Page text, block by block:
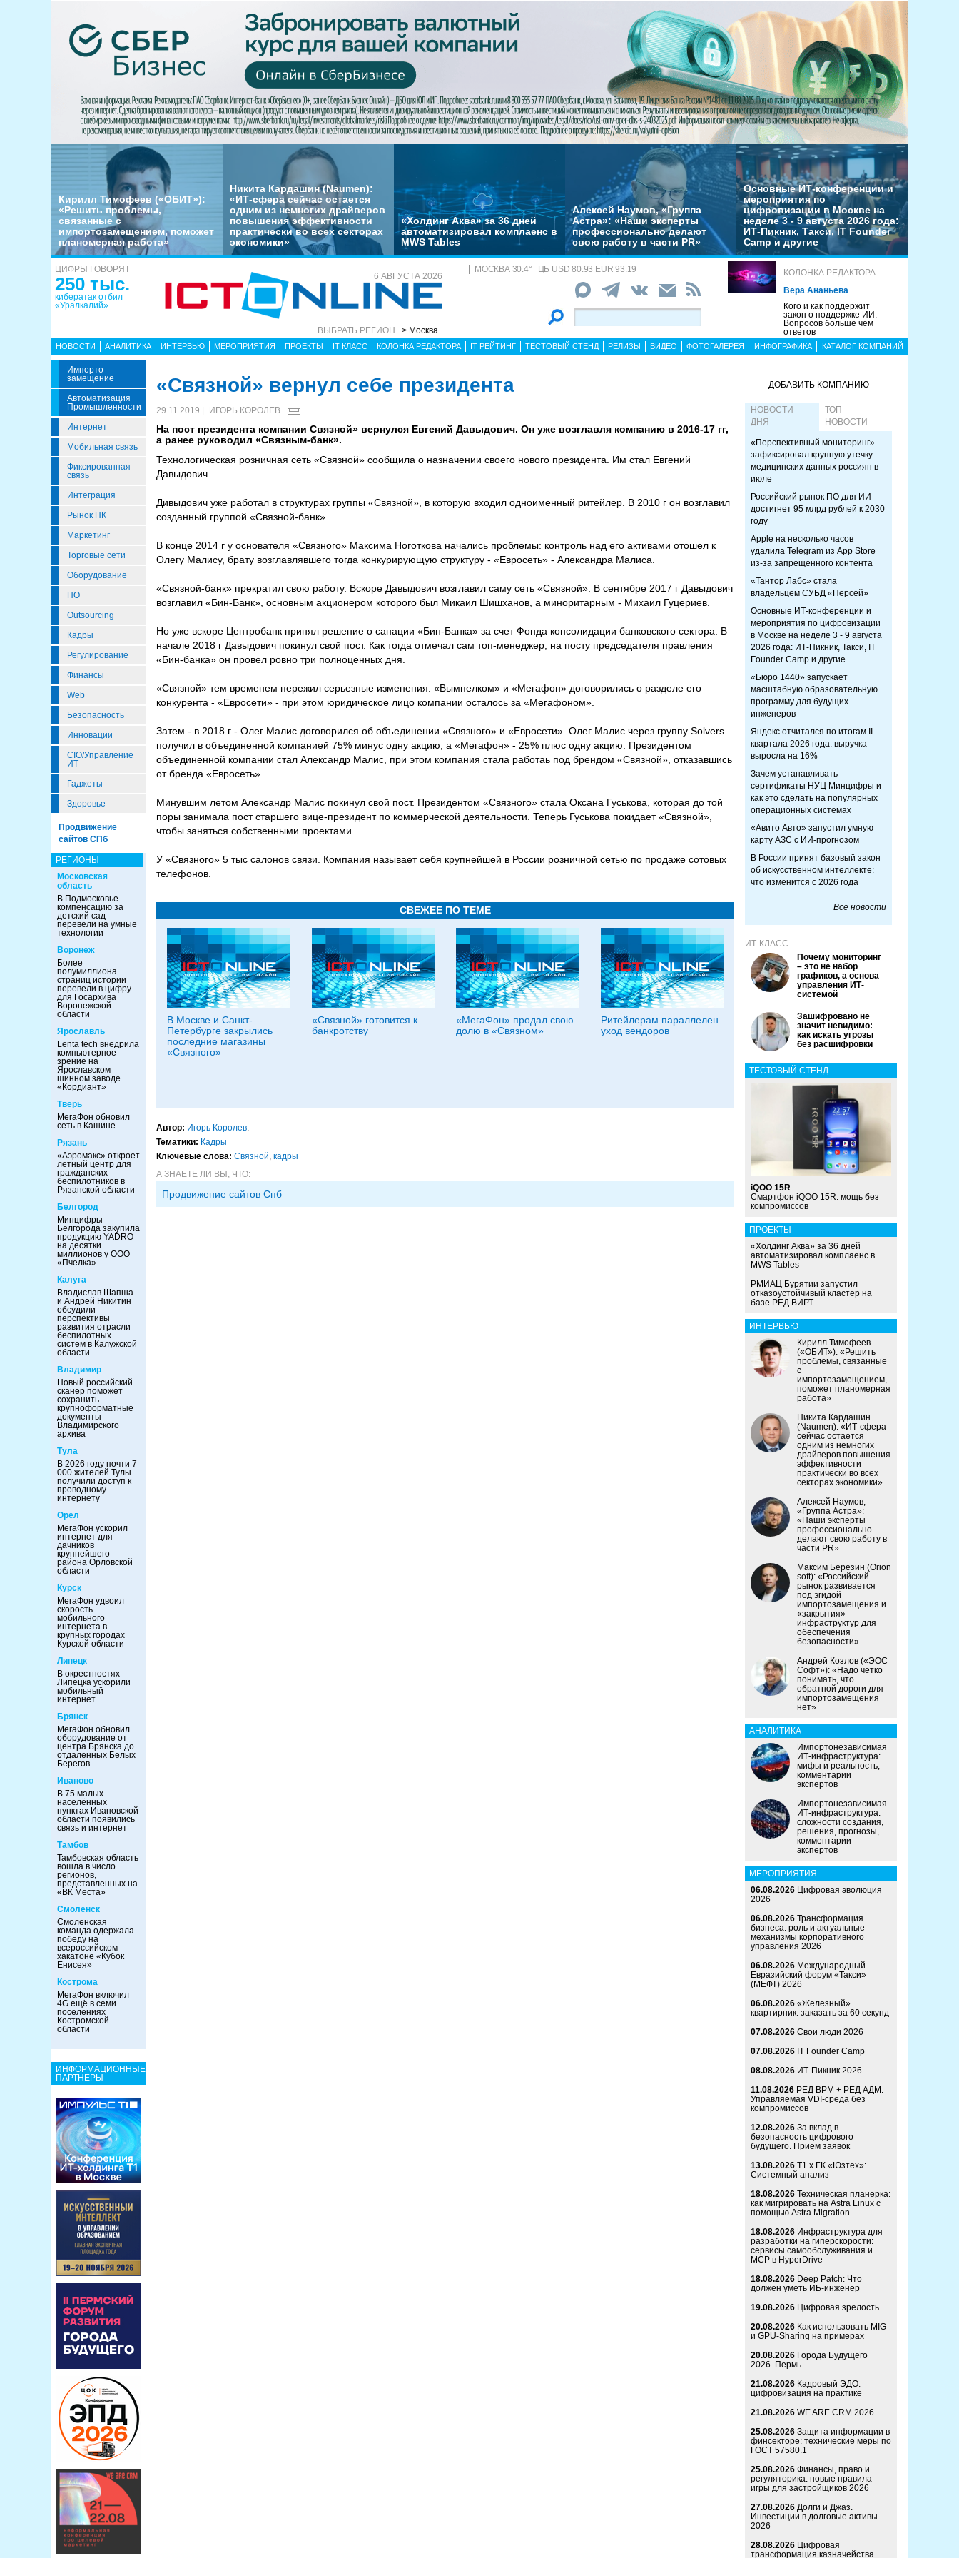
Кирилл Тимофеев («ОБИТ»):
«Решить проблемы,
связанные с
импортозамещением, поможет
планомерная работа»
Никита Кардашин (Naumen):
«ИТ-сфера сейчас остается
одним из немногих драйверов
повышения эффективности
практически во всех секторах
экономики»
«Холдинг Аква» за 36 дней
автоматизировал комплаенс в
MWS Tables
Алексей Наумов, «Группа
Астра»: «Наши эксперты
профессионально делают
свою работу в части PR»
Основные ИТ-конференции и
мероприятия по
цифровизации в Москве на
неделе 3 - 9 августа 2026 года:
ИТ-Пикник, Такси, IT Founder
Camp и другие
ЦИФРЫ ГОВОРЯТ
250 тыс.
кибератак отбил
«Уралкалий»
6 АВГУСТА 2026
ВЫБРАТЬ РЕГИОН > Москва
МОСКВА 30.4° ЦБ USD 80.93 EUR 93.19
КОЛОНКА РЕДАКТОРА
Вера Ананьева
Кого и как поддержит
закон о поддержке ИИ.
Вопросов больше чем
ответов
НОВОСТИ АНАЛИТИКА ИНТЕРВЬЮ МЕРОПРИЯТИЯ ПРОЕКТЫ IT КЛАСС КОЛОНКА РЕДАКТОРА IT РЕЙТИНГ ТЕСТОВЫЙ СТЕНД РЕЛИЗЫ ВИДЕО ФОТОГАЛЕРЕЯ ИНФОГРАФИКА КАТАЛОГ КОМПАНИЙ
Импорто­
Замещение
Автоматизация
Промышленности
Интернет
Мобильная связь
Фиксированная
связь
Интеграция
Рынок ПК
Маркетинг
Торговые сети
Оборудование
ПО
Outsourcing
Кадры
Регулирование
Финансы
Web
Безопасность
Инновации
CIO/Управление
ИТ
Гаджеты
Здоровье
Продвижение
сайтов СПб
РЕГИОНЫ
Московская
область
В Подмосковье
компенсацию за
детский сад
перевели на умные
технологии
Воронеж
Более
полумиллиона
страниц истории
перевели в цифру
для Госархива
Воронежской
области
Ярославль
Lenta tech внедрила
компьютерное
зрение на
Ярославском
шинном заводе
«Кордиант»
Тверь
МегаФон обновил
сеть в Кашине
Рязань
«Аэромакс» откроет
летный центр для
гражданских
беспилотников в
Рязанской области
Белгород
Минцифры
Белгорода закупила
продукцию YADRO
на десятки
миллионов у ООО
«Пчелка»
Калуга
Владислав Шапша
и Андрей Никитин
обсудили
перспективы
развития отрасли
беспилотных
систем в Калужской
области
Владимир
Новый российский
сканер поможет
сохранить
крупноформатные
документы
Владимирского
архива
Тула
В 2026 году почти 7
000 жителей Тулы
получили доступ к
проводному
интернету
Орел
МегаФон ускорил
интернет для
дачников
крупнейшего
района Орловской
области
Курск
МегаФон удвоил
скорость
мобильного
интернета в
крупных городах
Курской области
Липецк
В окрестностях
Липецка ускорили
мобильный
интернет
Брянск
МегаФон обновил
оборудование от
центра Брянска до
отдаленных Белых
Берегов
Иваново
В 75 малых
населённых
пунктах Ивановской
области появились
связь и интернет
Тамбов
Тамбовская область
вошла в число
регионов,
представленных на
«ВК Места»
Смоленск
Смоленская
команда одержала
победу на
всероссийском
хакатоне «Кубок
Енисея»
Кострома
МегаФон включил
4G ещё в семи
поселениях
Костромской
области
ИНФОРМАЦИОННЫЕ
ПАРТНЕРЫ
«Связной» вернул себе президента
29.11.2019 | ИГОРЬ КОРОЛЕВ
На пост президента компании Связной» вернулся Евгений Давыдович. Он уже возглавля компанию в 2016-17 гг,
а ранее руководил «Связным-банк».
Технологическая розничная сеть «Связной» сообщила о назначении своего нового президента. Им стал Евгений
Давыдович.
Дивыдович уже работал в структурах группы «Связной», в которую входил одноименный ритейлер. В 2010 г он возглавил
созданный группой «Связной-банк».
В конце 2014 г у основателя «Связного» Максима Ноготкова начались проблемы: контроль над его активами отошел к
Олегу Малису, брату возглавлявшего тогда конкурирующую структуру - «Евросеть» - Александра Малиса.
«Связной-банк» прекратил свою работу. Вскоре Давыдович возглавил саму сеть «Связной». В сентябре 2017 г Давыдович
возглавил «Бин-Банк», основным акционером которого был Микаил Шишханов, а миноритарным - Михаил Гуцериев.
Но уже вскоре Центробанк принял решение о санации «Бин-Банка» за счет Фонда консолидации банковского сектора. В
начале 2018 г Давыдович покинул свой пост. Как тогда отмечал сам топ-менеджер, на посту председателя правления
«Бин-банка» он провел ровно три полноценных дня.
«Связной» тем временем пережил серьезные изменения. «Вымпелком» и «Мегафон» договорились о разделе его
конкурента - «Евросети» - при этом юридическое лицо компании осталось за «Мегафоном».
Затем - в 2018 г - Олег Малис договорился об объединении «Связного» и «Евросети». Олег Малис через группу Solvers
получил в объединенной компанией 75% минус одну акцию, а «Мегафон» - 25% плюс одну акцию. Президентом
объединенной компании стал Александр Малис, при этом компания стала работаь под брендом «Связной», отказавшись
от бренда «Евросеть».
Минувшим летом Александр Малис покинул свой пост. Президентом «Связного» стала Оксана Гуськова, которая до той
поры занимала пост старшего вице-президент по коммерческой деятельности. Теперь Гуськова покидает «Связной»,
чтобы заняться собственными проектами.
У «Связного» 5 тыс салонов связи. Компания называет себя крупнейшей в России розничной сетью по продаже сотовых
телефонов.
СВЕЖЕЕ ПО ТЕМЕ
В Москве и Санкт-
Петербурге закрылись
последние магазины
«Связного»
«Связной» готовится к
банкротству
«МегаФон» продал свою
долю в «Связном»
Ритейлерам параллелен
уход вендоров
Автор: Игорь Королев.
Тематики: Кадры
Ключевые слова: Связной, кадры
А ЗНАЕТЕ ЛИ ВЫ, ЧТО:
Продвижение сайтов Спб
ДОБАВИТЬ КОМПАНИЮ
НОВОСТИ
ДНЯ
ТОП-
НОВОСТИ
«Перспективный мониторинг»
зафиксировал крупную утечку
медицинских данных россиян в
июле
Российский рынок ПО для ИИ
достигнет 95 млрд рублей к 2030
году
Apple на несколько часов
удалила Telegram из App Store
из-за запрещенного контента
«Тантор Лабс» стала
владельцем СУБД «Персей»
Основные ИТ-конференции и
мероприятия по цифровизации
в Москве на неделе 3 - 9 августа
2026 года: ИТ-Пикник, Такси, IT
Founder Camp и другие
«Бюро 1440» запускает
масштабную образовательную
программу для будущих
инженеров
Яндекс отчитался по итогам II
квартала 2026 года: выручка
выросла на 16%
Зачем устанавливать
сертификаты НУЦ Минцифры и
как это сделать на популярных
операционных системах
«Авито Авто» запустил умную
карту АЗС с ИИ-прогнозом
В России принят базовый закон
об искусственном интеллекте:
что изменится с 2026 года
Все новости
ИТ-КЛАСС
Почему мониторинг
– это не набор
графиков, а основа
управления ИТ-
системой
Зашифровано не
значит невидимо:
как искать угрозы
без расшифровки
ТЕСТОВЫЙ СТЕНД
iQOO 15R
Смартфон iQOO 15R: мощь без
компромиссов
ПРОЕКТЫ
«Холдинг Аква» за 36 дней
автоматизировал комплаенс в
MWS Tables
РМИАЦ Бурятии запустил
отказоустойчивый кластер на
базе РЕД ВИРТ
ИНТЕРВЬЮ
Кирилл Тимофеев
(«ОБИТ»): «Решить
проблемы, связанные
с
импортозамещением,
поможет планомерная
работа»
Никита Кардашин
(Naumen): «ИТ-сфера
сейчас остается
одним из немногих
драйверов повышения
эффективности
практически во всех
секторах экономики»
Алексей Наумов,
«Группа Астра»:
«Наши эксперты
профессионально
делают свою работу в
части PR»
Максим Березин (Orion
soft): «Российский
рынок развивается
под эгидой
импортозамещения и
«закрытия»
инфраструктур для
обеспечения
безопасности»
Андрей Козлов («ЭОС
Софт»): «Надо четко
понимать, что
обратной дороги для
импортозамещения
нет»
АНАЛИТИКА
Импортонезависимая
ИТ-инфраструктура:
мифы и реальность,
комментарии
экспертов
Импортонезависимая
ИТ-инфраструктура:
сложности создания,
решения, прогнозы,
комментарии
экспертов
МЕРОПРИЯТИЯ
06.08.2026 Цифровая эволюция
2026
06.08.2026 Трансформация
бизнеса: роль и актуальные
механизмы корпоративного
управления 2026
06.08.2026 Международный
Евразийский форум «Такси»
(МЕФТ) 2026
06.08.2026 «Железный»
квартирник: заказать за 60 секунд
07.08.2026 Свои люди 2026
07.08.2026 IT Founder Camp
08.08.2026 ИТ-Пикник 2026
11.08.2026 РЕД ВРМ + РЕД АДМ:
Управляемая VDI-среда без
компромиссов
12.08.2026 За вклад в
безопасность цифрового
будущего. Прием заявок
13.08.2026 Т1 x ГК «Юзтех»:
Системный анализ
18.08.2026 Техническая планерка:
как мигрировать на Astra Linux с
помощью Astra Migration
18.08.2026 Инфраструктура для
разработки на гиперскорости:
сервисы самообслуживания и
MCP в HyperDrive
18.08.2026 Deep Patch: Что
должен уметь ИБ-инженер
19.08.2026 Цифровая зрелость
20.08.2026 Как использовать MIG
и GPU-Sharing на примерах
20.08.2026 Города Будущего
2026. Пермь
21.08.2026 Кадровый ЭДО:
цифровизация на практике
21.08.2026 WE ARE CRM 2026
25.08.2026 Защита информации в
финсекторе: технические меры по
ГОСТ 57580.1
25.08.2026 Финансы, право и
регуляторика: новые правила
игры для застройщиков 2026
27.08.2026 Долги и Джаз.
Инвестиции в долговые активы
2026
28.08.2026 Цифровая
трансформация казначейства